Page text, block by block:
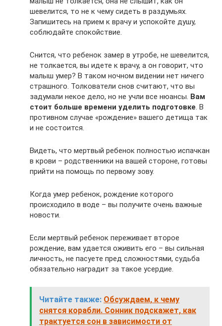
шевелится, то не к чему сидеть в раздумьях.
Запишитесь на прием к врачу и успокойте душу,
соблюдайте спокойствие.
Снится, что ребенок замер в утробе, не шевелится,
не толкается, вы идете к врачу, а он говорит, что
малыш умер? В таком ночном видении нет ничего
страшного. Толкователи снов считают, что вы
задумали некое дело, но не учли все нюансы. Вам
стоит больше времени уделить подготовке. В
противном случае «рождение» вашего детища так
и не состоится.
Видеть, что мертвый ребенок полностью испачкан
в крови – родственники на вашей стороне, готовы
прийти на помощь по первому зову.
Когда умер ребенок, рождение которого
происходило в воде – вы получите очень важные
новости.
Если мертвый ребенок переживает второе
рождение, вам удается оживить его – вы сильная
личность, не пасуете пред сложностями, судьба
обязательно наградит за такое усердие.
Читайте также: Обсуждаем, к чему
снятся корабли. Сонник подскажет, как
трактуется сон в зависимости от